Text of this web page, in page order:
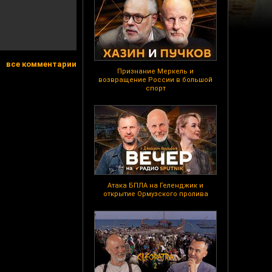
Признание Меркель и
возвращение России в большой
спорт
Атака БПЛА на Геленджик и
открытие Ормузского пролива
все комментарии